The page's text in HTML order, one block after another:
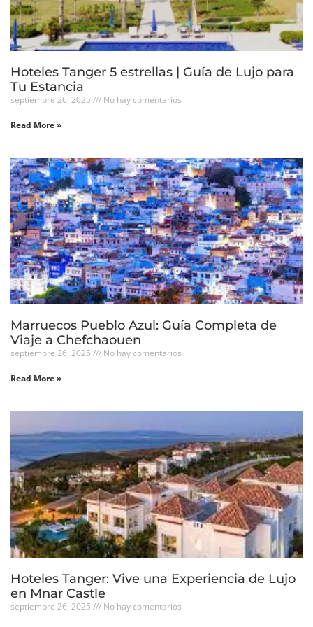
Hoteles Tanger 5 estrellas | Guía de Lujo para
Tu Estancia
septiembre 26, 2025 No hay comentarios
Read More »
Marruecos Pueblo Azul: Guía Completa de
Viaje a Chefchaouen
septiembre 26, 2025 No hay comentarios
Read More »
Hoteles Tanger: Vive una Experiencia de Lujo
en Mnar Castle
septiembre 26, 2025 No hay comentarios